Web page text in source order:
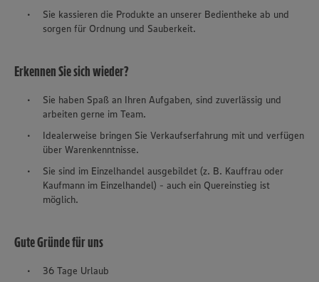
Sie kassieren die Produkte an unserer Bedientheke ab und
sorgen für Ordnung und Sauberkeit.
Erkennen Sie sich wieder?
Sie haben Spaß an Ihren Aufgaben, sind zuverlässig und
arbeiten gerne im Team.
Idealerweise bringen Sie Verkaufserfahrung mit und verfügen
über Warenkenntnisse.
Sie sind im Einzelhandel ausgebildet (z. B. Kauffrau oder
Kaufmann im Einzelhandel) - auch ein Quereinstieg ist
möglich.
Gute Gründe für uns
36 Tage Urlaub